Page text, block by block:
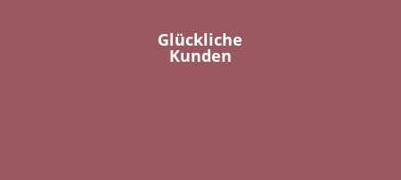
Glückliche
Kunden